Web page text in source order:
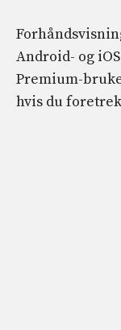
Android- og
Premium-
hvis du